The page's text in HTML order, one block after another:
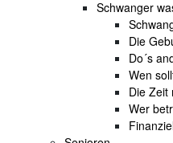
Schwanger
Die
Do´s
Wen
Die Zeit
Wer